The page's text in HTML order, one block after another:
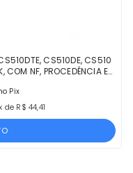
CS510DE, CS510
COM NF, PROCEDÊNCIA E
Pix
de R$ 44,41